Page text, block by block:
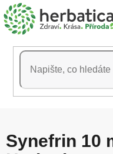
Přejít
na
obsah
Synefrin 10